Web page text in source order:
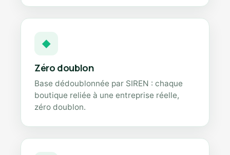
◆
Zéro doublon
Base dédoublonnée par SIREN : chaque
boutique reliée à une entreprise réelle,
zéro doublon.